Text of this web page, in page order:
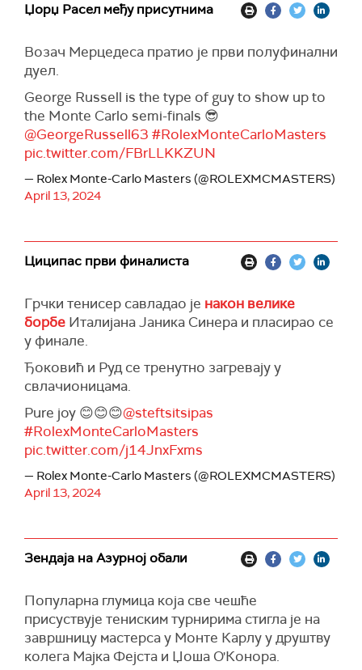
Џорџ Расел међу присутнима
Возач Мерцедеса пратио је први полуфинални
дуел.
George Russell is the type of guy to show up to
the Monte Carlo semi-finals 😎
@GeorgeRussell63 #RolexMonteCarloMasters
pic.twitter.com/FBrLLKKZUN
— Rolex Monte-Carlo Masters (@ROLEXMCMASTERS)
April 13, 2024
Циципас први финалиста
Грчки тенисер савладао је након велике
борбе Италијана Јаника Синера и пласирао се
у финале.
Ђоковић и Руд се тренутно загревају у
свлачионицама.
Pure joy 😊😊😊@steftsitsipas
#RolexMonteCarloMasters
pic.twitter.com/j14JnxFxms
— Rolex Monte-Carlo Masters (@ROLEXMCMASTERS)
April 13, 2024
Зендаја на Азурној обали
Популарна глумица која све чешће
присуствује тениским турнирима стигла је на
завршницу мастерса у Монте Карлу у друштву
колега Мајка Фејста и Џоша О'Конора.